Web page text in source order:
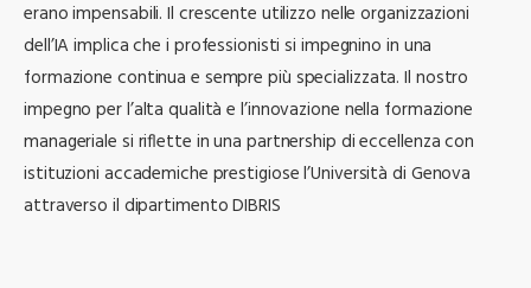
erano impensabili. Il crescente utilizzo nelle organizzazioni
dell’IA implica che i professionisti si impegnino in una
formazione continua e sempre più specializzata. Il nostro
impegno per l’alta qualità e l’innovazione nella formazione
manageriale si riflette in una partnership di eccellenza con
istituzioni accademiche prestigiose l’Università di Genova
attraverso il dipartimento DIBRIS